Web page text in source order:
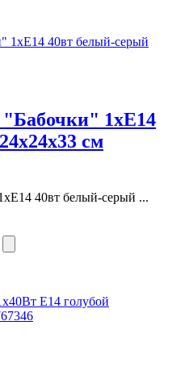
1xE14
см
40вт белый-серый ...